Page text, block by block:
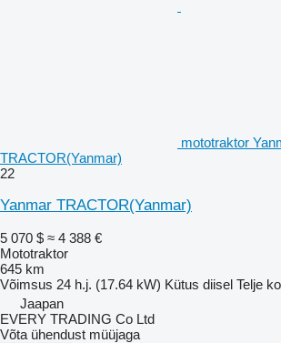
mototraktor
TRACTOR(Yanmar)
22
Yanmar TRACTOR(Yanmar)
5 070 $ ≈ 4 388 €
Mototraktor
645 km
Võimsus 24 h.j. (17.64 kW) Kütus diisel Telje
Jaapan
EVERY TRADING Co Ltd
Võta ühendust müüjaga